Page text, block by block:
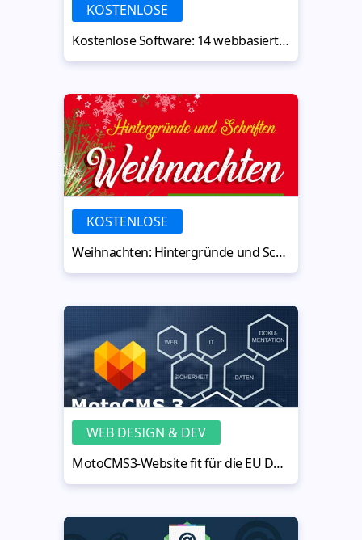
KOSTENLOSE
Kostenlose Software: 14 webbasierte Grafikdesign-Programme
KOSTENLOSE
Weihnachten: Hintergründe und Schriften zum gratis Download
WEB DESIGN & DEV
MotoCMS3-Website fit für die EU Datenschutzgrundverordnung machen